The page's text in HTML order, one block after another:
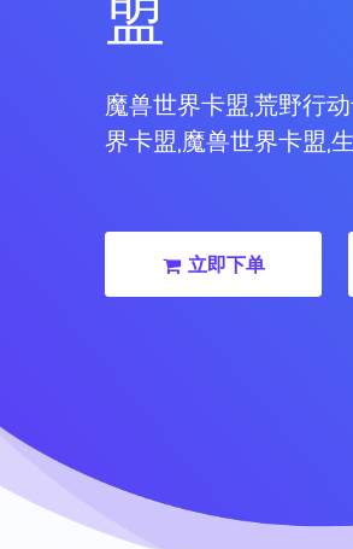
魔兽世界卡盟,荒野行
界卡盟,魔兽世界卡盟,
立即下单